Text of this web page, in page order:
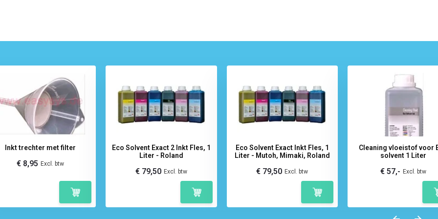
Inkt trechter met filter
€ 8,95 Excl. btw
Eco Solvent Exact 2 Inkt Fles, 1
Liter - Roland
€ 79,50 Excl. btw
Eco Solvent Exact Inkt Fles, 1
Liter - Mutoh, Mimaki, Roland
€ 79,50 Excl. btw
Cleaning vloeistof voor
solvent 1 Liter
€ 57,- Excl. btw